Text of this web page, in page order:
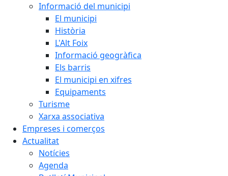
Informació del municipi
El municipi
Història
L'Alt Foix
Informació geogràfica
Els barris
El municipi en xifres
Equipaments
Turisme
Xarxa associativa
Empreses i comerços
Actualitat
Notícies
Agenda